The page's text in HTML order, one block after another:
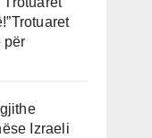
për
Izraeli